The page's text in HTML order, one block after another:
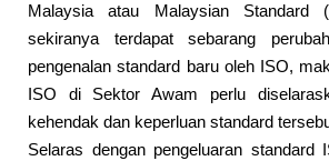
Malaysia atau Malaysian Standard
sekiranya terdapat sebarang
pengenalan standard baru oleh ISO,
ISO di Sektor Awam perlu
kehendak dan keperluan standard
Selaras dengan pengeluaran standard